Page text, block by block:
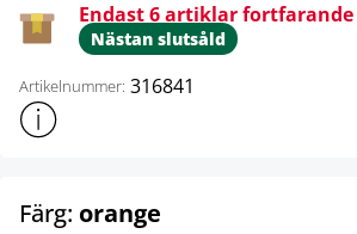
Endast 6 artiklar
Nästan slutsåld
Artikelnummer: 316841
Visa mer produktinformation
Färg: orange